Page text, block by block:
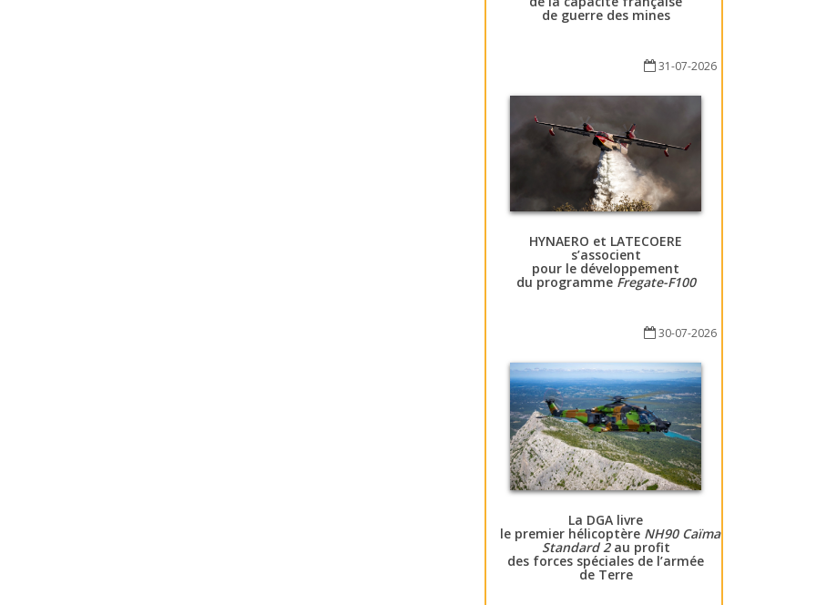
de guerre des mines
31-07-2026
HYNAERO et LATECOERE
s’associent
pour le développement
du programme Fregate-F100
30-07-2026
La DGA livre
le premier hélicoptère NH90 Caïman
Standard 2au profit
des forces spéciales de l’armée
de Terre